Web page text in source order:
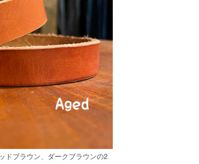
ドブラウン、ダークブラウンの2